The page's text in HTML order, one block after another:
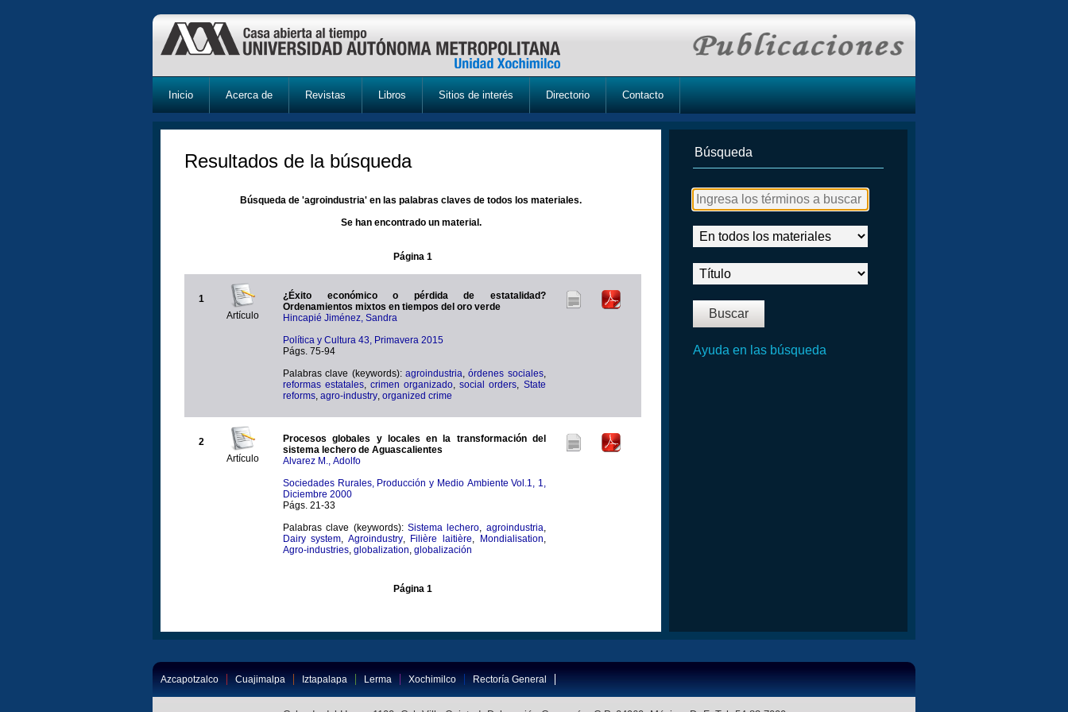
Inicio Acerca de Revistas Libros Sitios de interés Directorio Contacto
Resultados de la búsqueda
Búsqueda de 'agroindustria' en las palabras claves de todos los materiales.
Se han encontrado un material.
Página 1
1
Artículo
¿Éxito económico o pérdida de estatalidad?
Ordenamientos mixtos en tiempos del oro verde
Hincapié Jiménez, Sandra
Política y Cultura 43, Primavera 2015
Págs. 75-94
Palabras clave (keywords): agroindustria órdenes sociales
reformas estatales crimen organizado social orders
State
reforms agro-industry organized crime
2
Artículo
Procesos globales y locales en la transformación del
sistema lechero de Aguascalientes
Alvarez M., Adolfo
Sociedades Rurales, Producción y Medio Ambiente Vol.1, 1,
Diciembre 2000
Págs. 21-33
Palabras clave (keywords): Sistema lechero agroindustria
Dairy system
Agroindustry Filière laitière Mondialisation
Agro-industries globalization globalización
Página 1
Búsqueda
Ayuda en las búsqueda
Azcapotzalco Cuajimalpa Iztapalapa Lerma Xochimilco Rectoría General